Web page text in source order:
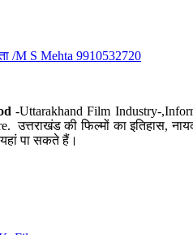
/M S Mehta 9910532720
-Uttarakhand Film Industry-
की फिल्मों का इतिहास,
पा सकते हैं।